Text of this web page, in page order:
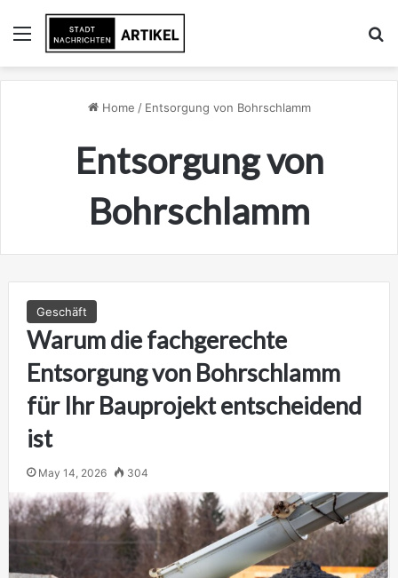
Menu
Home / Entsorgung von Bohrschlamm
Entsorgung von
Bohrschlamm
Geschäft
Warum die fachgerechte
Entsorgung von Bohrschlamm
für Ihr Bauprojekt entscheidend
ist
May 14, 2026 304